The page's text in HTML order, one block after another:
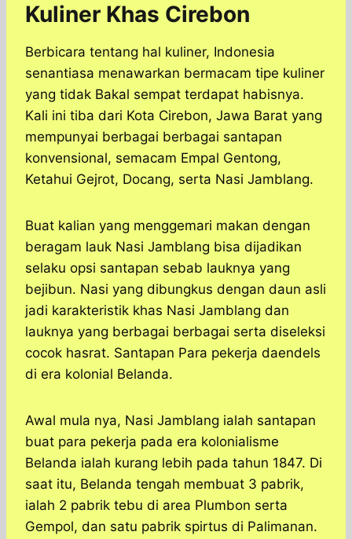
Kuliner Khas Cirebon
Berbicara tentang hal kuliner, Indonesia
senantiasa menawarkan bermacam tipe kuliner
yang tidak Bakal sempat terdapat habisnya.
Kali ini tiba dari Kota Cirebon, Jawa Barat yang
mempunyai berbagai berbagai santapan
konvensional, semacam Empal Gentong,
Ketahui Gejrot, Docang, serta Nasi Jamblang.
Buat kalian yang menggemari makan dengan
beragam lauk Nasi Jamblang bisa dijadikan
selaku opsi santapan sebab lauknya yang
bejibun. Nasi yang dibungkus dengan daun asli
jadi karakteristik khas Nasi Jamblang dan
lauknya yang berbagai berbagai serta diseleksi
cocok hasrat. Santapan Para pekerja daendels
di era kolonial Belanda.
Awal mula nya, Nasi Jamblang ialah santapan
buat para pekerja pada era kolonialisme
Belanda ialah kurang lebih pada tahun 1847. Di
saat itu, Belanda tengah membuat 3 pabrik,
ialah 2 pabrik tebu di area Plumbon serta
Gempol, dan satu pabrik spirtus di Palimanan.